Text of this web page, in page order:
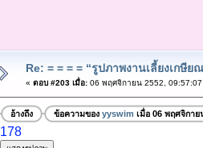
Re: = = = = “รูปภาพงานเลี้ยงเกษี
« ตอบ #203 เมื่อ:06 พฤศจิกายน 2552, 09:57:07
อ้างถึง ข้อความของ yyswim เมื่อ 06 พฤศจิกา
178